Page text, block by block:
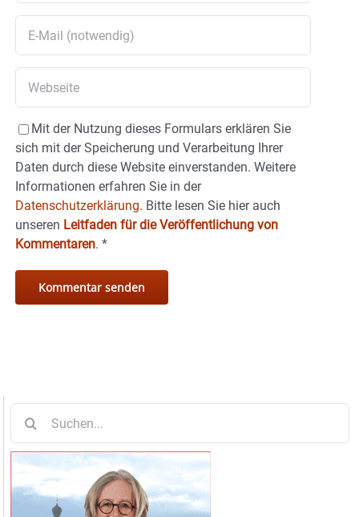
Mit der Nutzung dieses Formulars erklären Sie
sich mit der Speicherung und Verarbeitung Ihrer
Daten durch diese Website einverstanden. Weitere
Informationen erfahren Sie in der
Datenschutzerklärung. Bitte lesen Sie hier auch
unseren Leitfaden für die Veröffentlichung von
Kommentaren. *
nach: